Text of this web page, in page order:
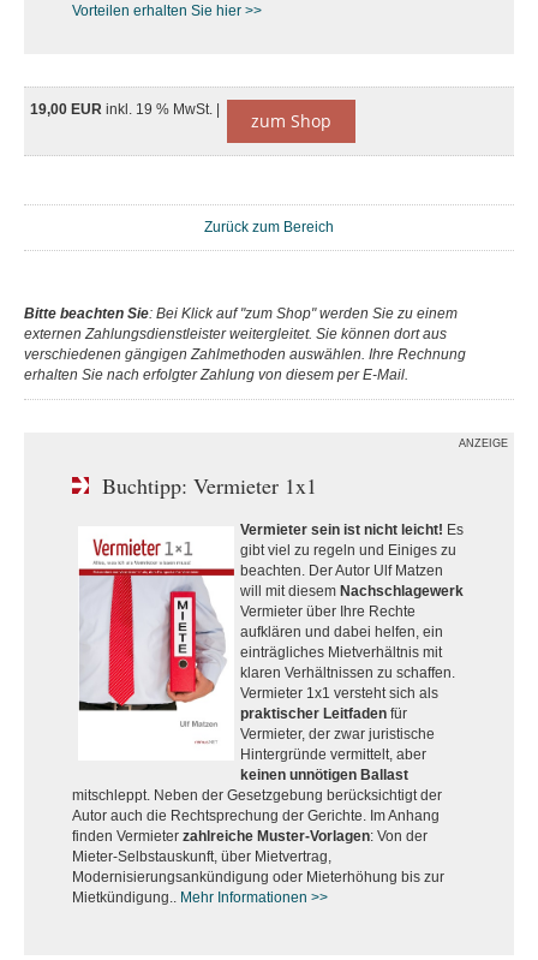
Vorteilen erhalten Sie hier >>
19,00 EUR inkl. 19 % MwSt. | zum Shop
Zurück zum Bereich
Bitte beachten Sie: Bei Klick auf "zum Shop" werden Sie zu einem
externen Zahlungsdienstleister weitergleitet. Sie können dort aus
verschiedenen gängigen Zahlmethoden auswählen. Ihre Rechnung
erhalten Sie nach erfolgter Zahlung von diesem per E-Mail.
ANZEIGE
Buchtipp: Vermieter 1x1
Vermieter sein ist nicht leicht! Es
gibt viel zu regeln und Einiges zu
beachten. Der Autor Ulf Matzen
will mit diesem Nachschlagewerk
Vermieter über Ihre Rechte
aufklären und dabei helfen, ein
einträgliches Mietverhältnis mit
klaren Verhältnissen zu schaffen.
Vermieter 1x1 versteht sich als
praktischer Leitfaden für
Vermieter, der zwar juristische
Hintergründe vermittelt, aber
keinen unnötigen Ballast
mitschleppt. Neben der Gesetzgebung berücksichtigt der
Autor auch die Rechtsprechung der Gerichte. Im Anhang
finden Vermieter zahlreiche Muster-Vorlagen: Von der
Mieter-Selbstauskunft, über Mietvertrag,
Modernisierungsankündigung oder Mieterhöhung bis zur
Mietkündigung.. Mehr Informationen >>